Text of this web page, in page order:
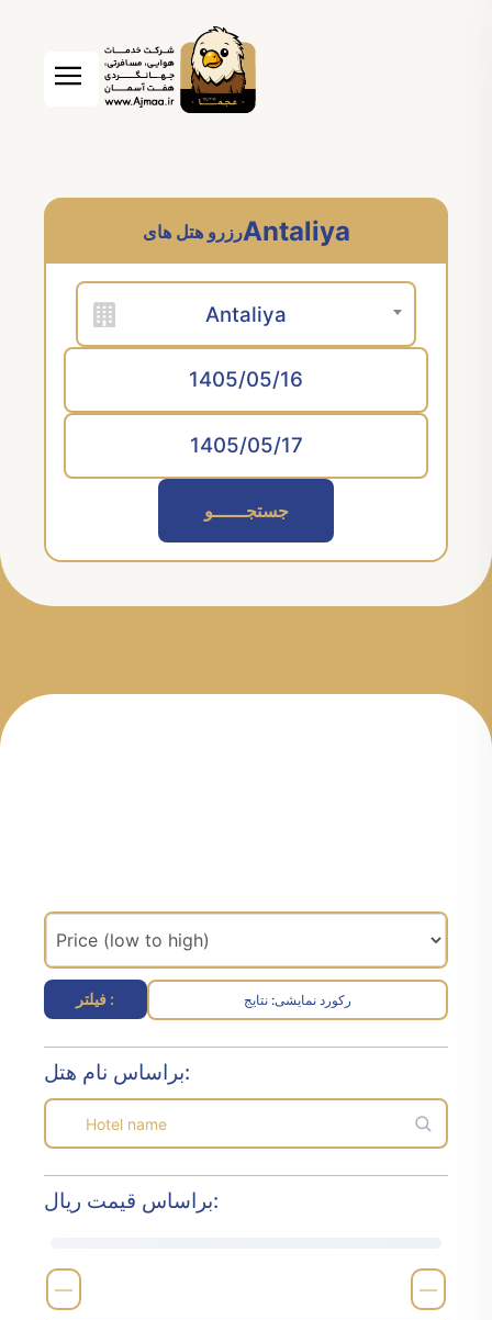
Antaliyaرزرو هتل های
Antaliya
جستجــــــو
فیلتر : نتایج :رکورد نمایشی
براساس نام هتل:
براساس قیمت ریال:
—
—